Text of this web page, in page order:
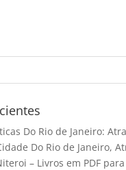
Do Rio de Janeiro:
Do Rio de Janeiro,
– Livros em PDF